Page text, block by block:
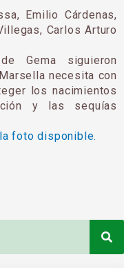
Emilio Cárdenas,
Carlos Arturo
Gema siguieron
necesita con
los nacimientos
y las sequías